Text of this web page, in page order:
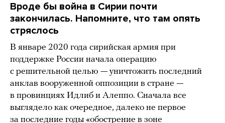
Вроде бы война в Сирии почти
закончилась. Напомните, что там опять
стряслось
В январе 2020 года сирийская армия при
поддержке России начала операцию
с решительной целью — уничтожить последний
анклав вооруженной оппозиции в стране —
в провинциях Идлиб и Алеппо. Сначала все
выглядело как очередное, далеко не первое
за последние годы «обострение в зоне